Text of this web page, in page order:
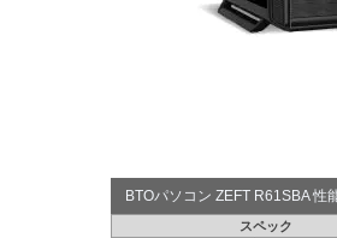
BTOパソコン ZEFT R61SBA 性
スペック